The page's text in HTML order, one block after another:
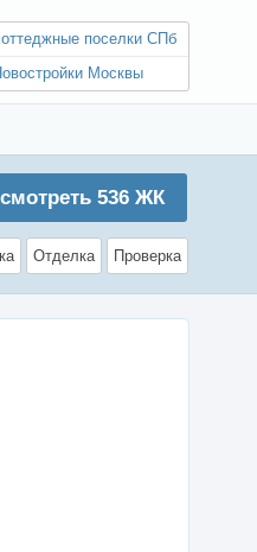
поселки СПб
Москвы
536ЖК
Отделка Проверка